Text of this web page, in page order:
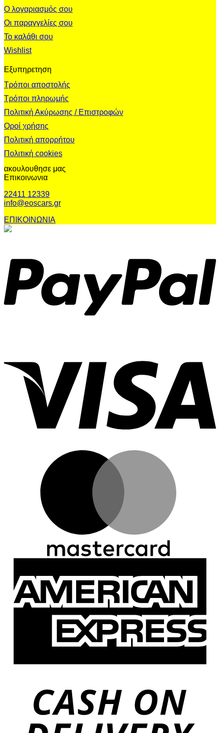
Ο λογαριασμός σου
Οι παραγγελίες σου
Το καλάθι σου
Wishlist
Εξυπηρετηση
Τρόποι αποστολής
Τρόποι πληρωμής
Πολιτική Ακύρωσης / Επιστροφών
Οροί χρήσης
Πολιτική απορρήτου
Πολιτική cookies
ακουλουθησε μας
Επικοινωνια
22411 12339
info@eoscars.gr
ΕΠΙΚΟΙΝΩΝΙΑ